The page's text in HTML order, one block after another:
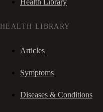
Health Library
HEALTH LIBRARY
Articles
Symptoms
Diseases & Conditions